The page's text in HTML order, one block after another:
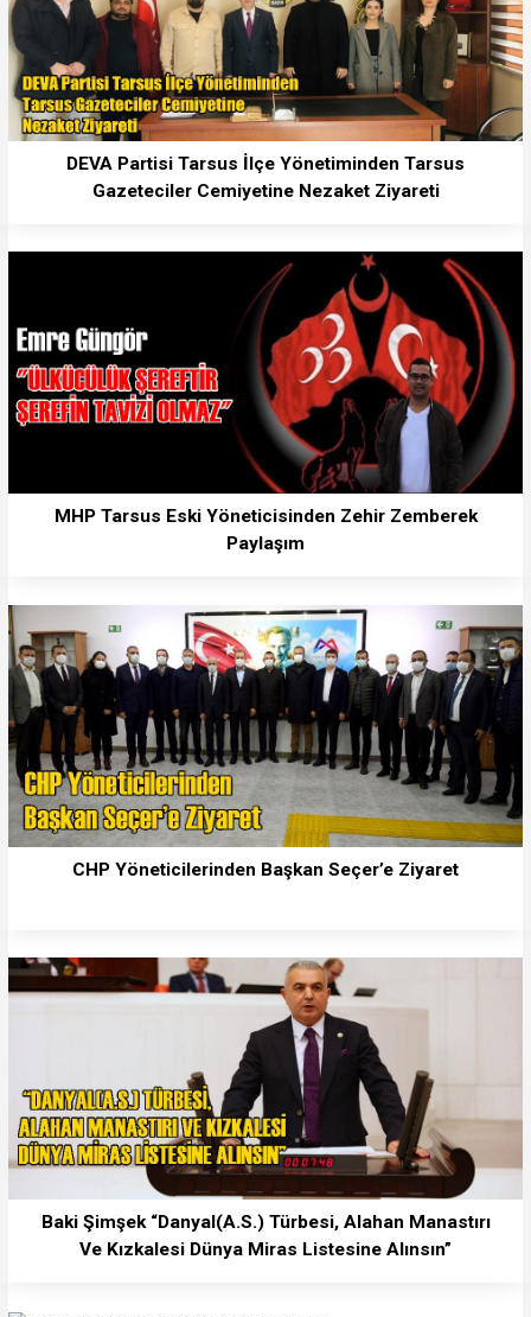
DEVA Partisi Tarsus İlçe Yönetiminden Tarsus
Gazeteciler Cemiyetine Nezaket Ziyareti
MHP Tarsus Eski Yöneticisinden Zehir Zemberek
Paylaşım
CHP Yöneticilerinden Başkan Seçer’e Ziyaret
Baki Şimşek “Danyal(A.S.) Türbesi, Alahan Manastırı
Ve Kızkalesi Dünya Miras Listesine Alınsın”